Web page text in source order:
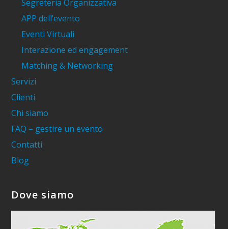
Segreteria Organizzativa
APP dell’evento
Eventi Virtuali
Interazione ed engagement
Matching & Networking
Servizi
Clienti
Chi siamo
FAQ – gestire un evento
Contatti
Blog
Dove siamo